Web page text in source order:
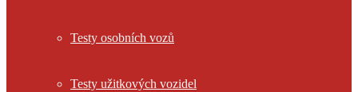
Testy osobních vozů
Testy užitkových vozidel